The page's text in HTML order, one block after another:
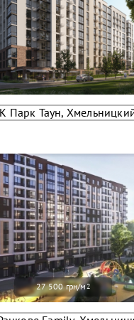
Парк Таун,
27 500 грн/м2